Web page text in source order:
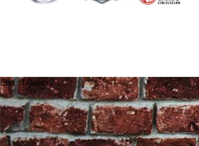
End of Gallery